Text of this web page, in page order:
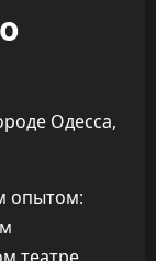
Одесса,
опытом: